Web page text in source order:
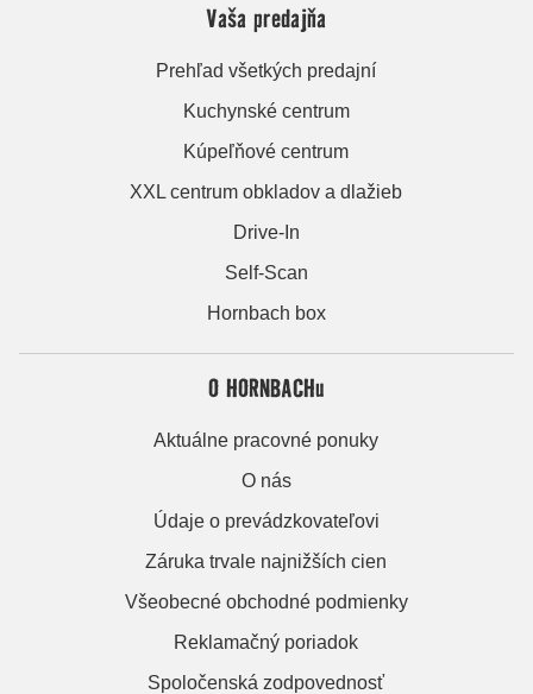
Vaša predajňa
Prehľad všetkých predajní
Kuchynské centrum
Kúpeľňové centrum
XXL centrum obkladov a dlažieb
Drive-In
Self-Scan
Hornbach box
O HORNBACHu
Aktuálne pracovné ponuky
O nás
Údaje o prevádzkovateľovi
Záruka trvale najnižších cien
Všeobecné obchodné podmienky
Reklamačný poriadok
Spoločenská zodpovednosť